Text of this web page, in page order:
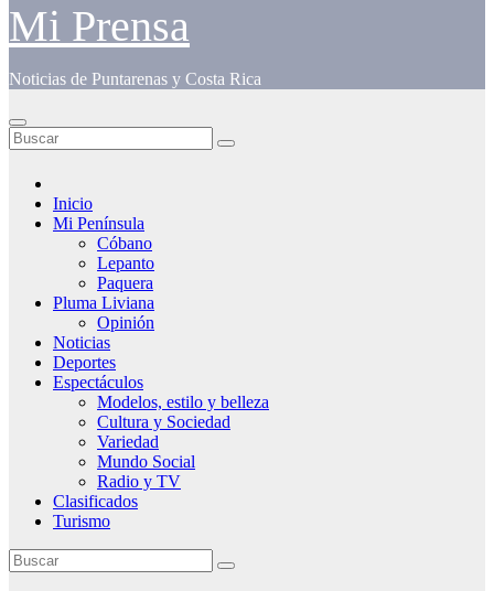
Mi Prensa
Noticias de Puntarenas y Costa Rica
Inicio
Mi Península
Cóbano
Lepanto
Paquera
Pluma Liviana
Opinión
Noticias
Deportes
Espectáculos
Modelos, estilo y belleza
Cultura y Sociedad
Variedad
Mundo Social
Radio y TV
Clasificados
Turismo